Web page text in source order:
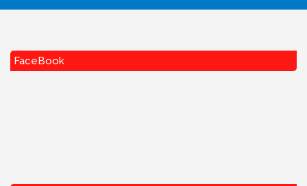
FaceBook